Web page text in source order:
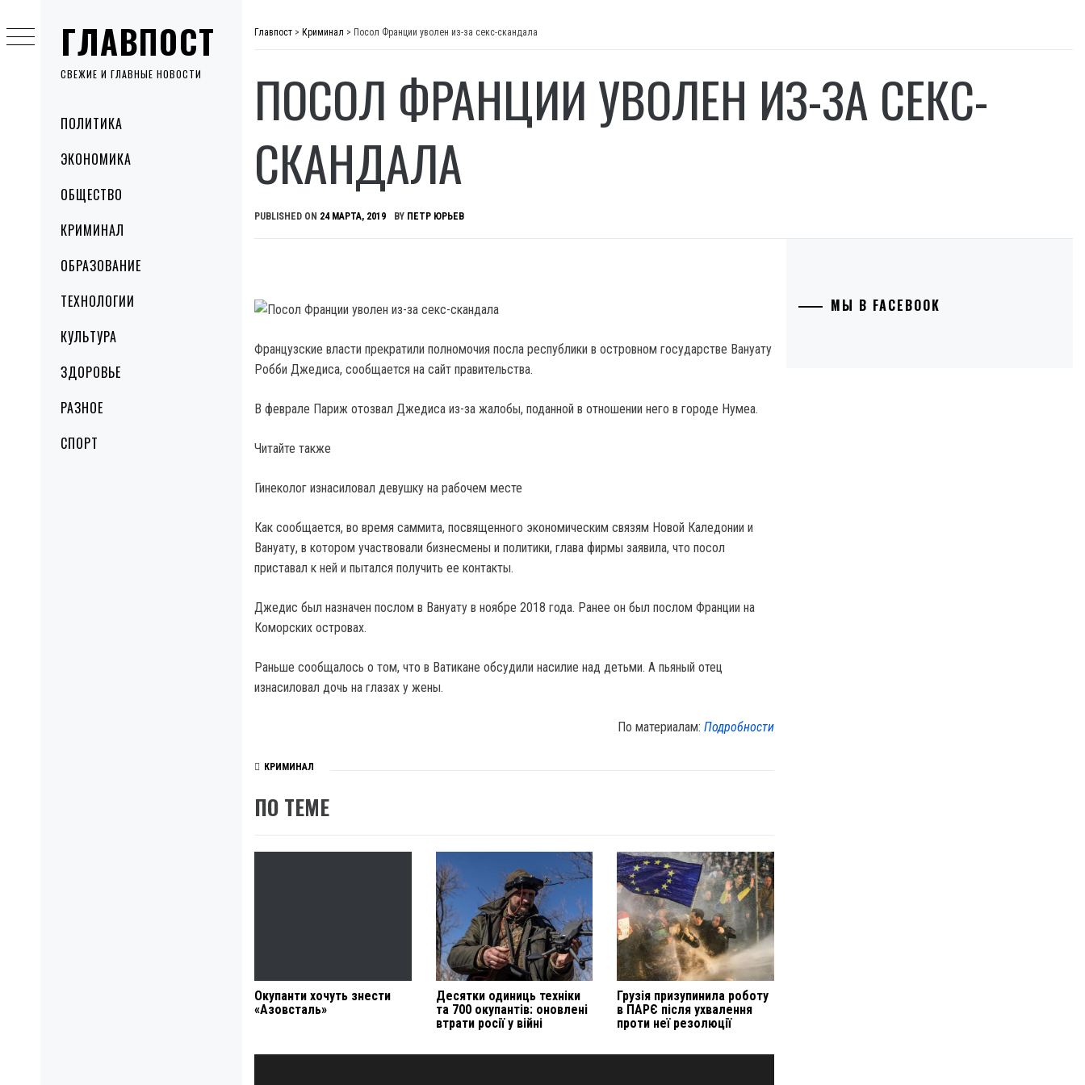
ГЛАВПОСТ
СВЕЖИЕ И ГЛАВНЫЕ НОВОСТИ
MenuПОЛИТИКА
ЭКОНОМИКА
ОБЩЕСТВО
КРИМИНАЛ
ОБРАЗОВАНИЕ
ТЕХНОЛОГИИ
КУЛЬТУРА
ЗДОРОВЬЕ
РАЗНОЕ
СПОРТ
to
content
Главпост > Криминал > Посол Франции уволен из-за секс-скандала
ПОСОЛ ФРАНЦИИ УВОЛЕН ИЗ-ЗА СЕКС-
СКАНДАЛА
PUBLISHED ON 24 МАРТА, 2019 BY ПЕТР ЮРЬЕВ
Французские власти прекратили полномочия посла республики в островном государстве Вануату
Робби Джедиса, сообщается на сайт правительства.
В феврале Париж отозвал Джедиса из-за жалобы, поданной в отношении него в городе Нумеа.
Читайте также
Гинеколог изнасиловал девушку на рабочем месте
Как сообщается, во время саммита, посвященного экономическим связям Новой Каледонии и
Вануату, в котором участвовали бизнесмены и политики, глава фирмы заявила, что посол
приставал к ней и пытался получить ее контакты.
Джедис был назначен послом в Вануату в ноябре 2018 года. Ранее он был послом Франции на
Коморских островах.
Раньше сообщалось о том, что в Ватикане обсудили насилие над детьми. А пьяный отец
изнасиловал дочь на глазах у жены.
По материалам:Подробности
КРИМИНАЛ
ПО ТЕМЕ
Окупанти хочуть знести
«Азовсталь»
Десятки одиниць техніки
та 700 окупантів: оновлені
втрати росії у війні
Грузія призупинила роботу
в ПАРЄ після ухвалення
проти неї резолюції
Навигация
МЫ В FACEBOOK